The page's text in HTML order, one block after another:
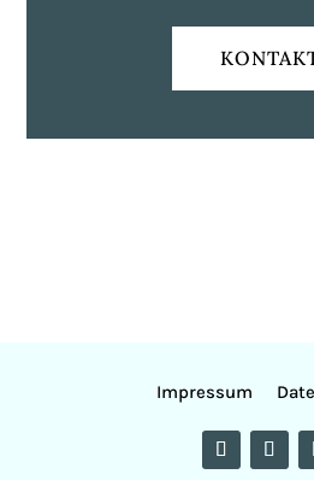
Impressum